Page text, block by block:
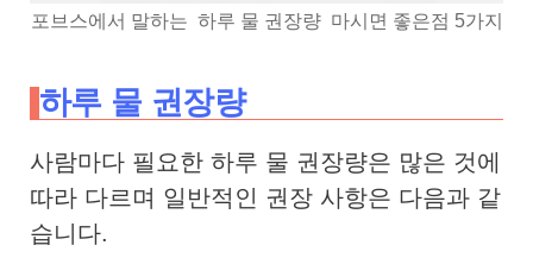
포브스에서 말하는 하루 물 권장량 마시면 좋은점 5가지
하루 물 권장량
사람마다 필요한 하루 물 권장량은 많은 것에
따라 다르며 일반적인 권장 사항은 다음과 같
습니다.